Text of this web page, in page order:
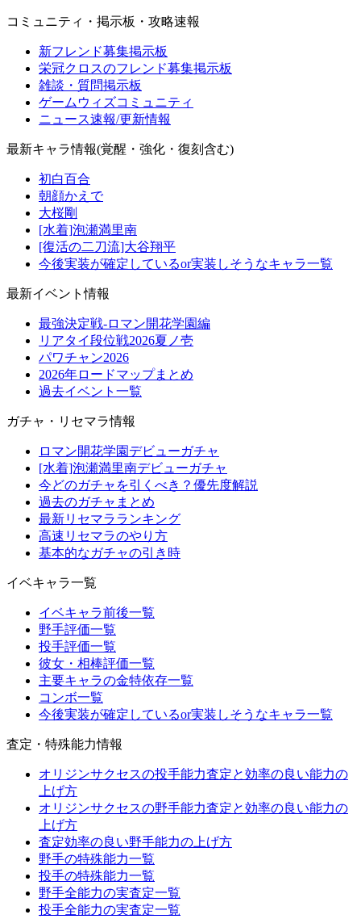
コミュニティ・掲示板・攻略速報
新フレンド募集掲示板
栄冠クロスのフレンド募集掲示板
雑談・質問掲示板
ゲームウィズコミュニティ
ニュース速報/更新情報
最新キャラ情報(覚醒・強化・復刻含む)
初白百合
朝顔かえで
大桜剛
[水着]泡瀬満里南
[復活の二刀流]大谷翔平
今後実装が確定しているor実装しそうなキャラ一覧
最新イベント情報
最強決定戦-ロマン開花学園編
リアタイ段位戦2026夏ノ壱
パワチャン2026
2026年ロードマップまとめ
過去イベント一覧
ガチャ・リセマラ情報
ロマン開花学園デビューガチャ
[水着]泡瀬満里南デビューガチャ
今どのガチャを引くべき？優先度解説
過去のガチャまとめ
最新リセマラランキング
高速リセマラのやり方
基本的なガチャの引き時
イベキャラ一覧
イベキャラ前後一覧
野手評価一覧
投手評価一覧
彼女・相棒評価一覧
主要キャラの金特依存一覧
コンボ一覧
今後実装が確定しているor実装しそうなキャラ一覧
査定・特殊能力情報
オリジンサクセスの投手能力査定と効率の良い能力の
上げ方
オリジンサクセスの野手能力査定と効率の良い能力の
上げ方
査定効率の良い野手能力の上げ方
野手の特殊能力一覧
投手の特殊能力一覧
野手全能力の実査定一覧
投手全能力の実査定一覧